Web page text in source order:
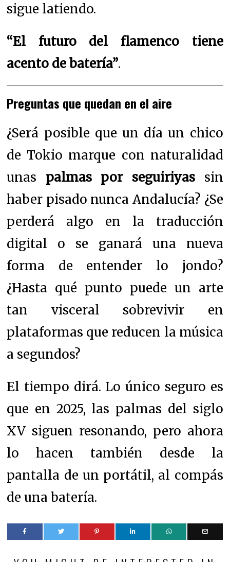
sigue latiendo.
“El futuro del flamenco tiene
acento de batería”.
Preguntas que quedan en el aire
¿Será posible que un día un chico
de Tokio marque con naturalidad
unas palmas por seguiriyas sin
haber pisado nunca Andalucía? ¿Se
perderá algo en la traducción
digital o se ganará una nueva
forma de entender lo jondo?
¿Hasta qué punto puede un arte
tan visceral sobrevivir en
plataformas que reducen la música
a segundos?
El tiempo dirá. Lo único seguro es
que en 2025, las palmas del siglo
XV siguen resonando, pero ahora
lo hacen también desde la
pantalla de un portátil, al compás
de una batería.